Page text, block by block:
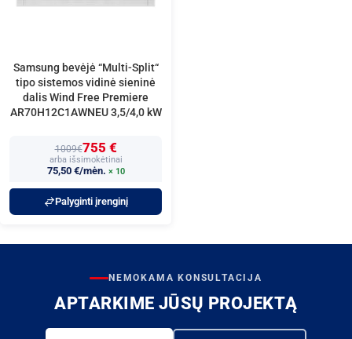
Samsung bevėjė “Multi-Split“
tipo sistemos vidinė sieninė
dalis Wind Free Premiere
AR70H12C1AWNEU 3,5/4,0 kW
1009€755 €
arba išsimokėtinai
75,50 €/mėn. × 10
Palyginti įrenginį
NEMOKAMA KONSULTACIJA
APTARKIME JŪSŲ PROJEKTĄ